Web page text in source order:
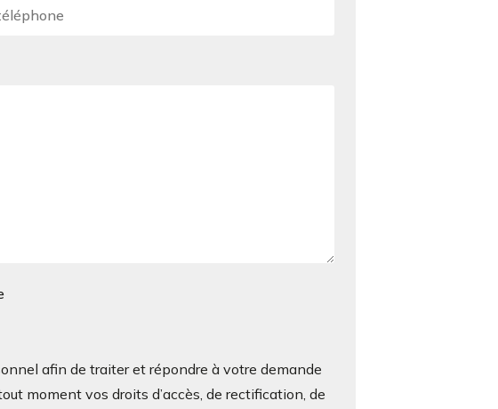
afin de traiter et répondre à votre demande
moment vos droits d’accès, de rectification, de